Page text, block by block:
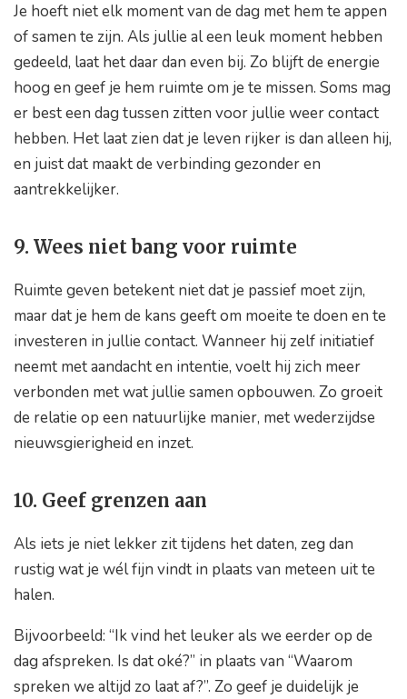
Je hoeft niet elk moment van de dag met hem te appen
of samen te zijn. Als jullie al een leuk moment hebben
gedeeld, laat het daar dan even bij. Zo blijft de energie
hoog en geef je hem ruimte om je te missen. Soms mag
er best een dag tussen zitten voor jullie weer contact
hebben. Het laat zien dat je leven rijker is dan alleen hij,
en juist dat maakt de verbinding gezonder en
aantrekkelijker.
9. Wees niet bang voor ruimte
Ruimte geven betekent niet dat je passief moet zijn,
maar dat je hem de kans geeft om moeite te doen en te
investeren in jullie contact. Wanneer hij zelf initiatief
neemt met aandacht en intentie, voelt hij zich meer
verbonden met wat jullie samen opbouwen. Zo groeit
de relatie op een natuurlijke manier, met wederzijdse
nieuwsgierigheid en inzet.
10. Geef grenzen aan
Als iets je niet lekker zit tijdens het daten, zeg dan
rustig wat je wél fijn vindt in plaats van meteen uit te
halen.
Bijvoorbeeld: “Ik vind het leuker als we eerder op de
dag afspreken. Is dat oké?” in plaats van “Waarom
spreken we altijd zo laat af?”. Zo geef je duidelijk je